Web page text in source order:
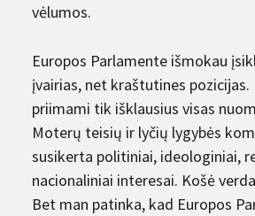
vėlumos.
Europos Parlamente išmokau
įvai­rias, net kraštutines pozicijas.
priimami tik išklausius visas
Moterų teisių ir lyčių lygybės
susikerta politiniai, ideologiniai,
nacionaliniai interesai. Košė
Bet man patinka, kad Europos